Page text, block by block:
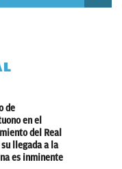
de
en el
del Real
llegada a la
es inminente